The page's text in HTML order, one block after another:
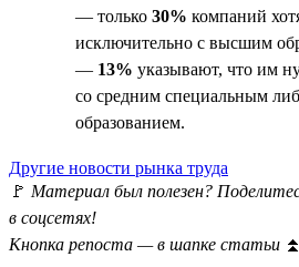
— только 30% компаний
исключительно с высшим
— 13% указывают, что им
со средним специальным
образованием.
Другие новости рынка труда
🚩 Материал был полезен?
в соцсетях!
Кнопка репоста — в шапке статьи ⏫